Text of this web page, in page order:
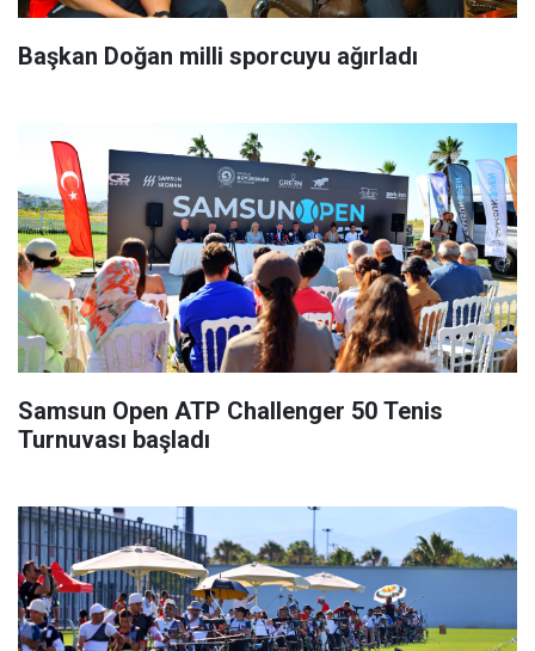
Başkan Doğan milli sporcuyu ağırladı
Samsun Open ATP Challenger 50 Tenis
Turnuvası başladı